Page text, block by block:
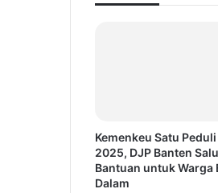
Kemenkeu Satu
2025, DJP Banten
Bantuan untuk Warga
Dalam